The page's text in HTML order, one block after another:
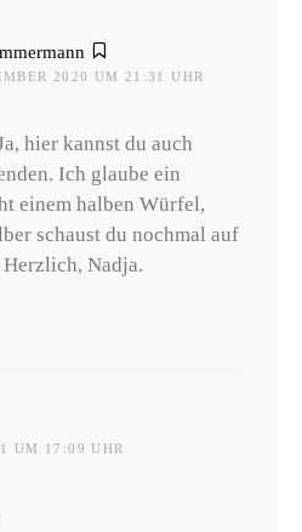
2020 UM 21:31 UHR
hier kannst du auch
Ich glaube ein
einem halben Würfel,
schaust du nochmal auf
Nadja.
UM 17:09 UHR